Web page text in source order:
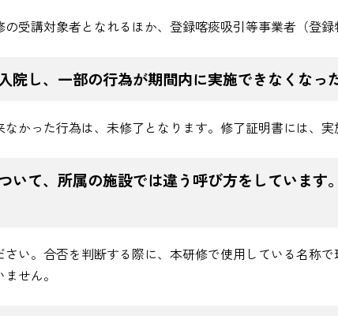
受講対象者となれるほか、登録喀痰吸引等事業者（登録
院し、一部の行為が期間内に実施できなくなっ
かった行為は、未修了となります。修了証明書には、実
いて、所属の施設では違う呼び方をしています
い。合否を判断する際に、本研修で使用している名称
せん。